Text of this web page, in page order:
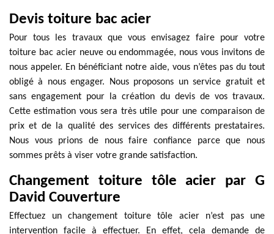
Devis toiture bac acier
Pour tous les travaux que vous envisagez faire pour votre
toiture bac acier neuve ou endommagée, nous vous invitons de
nous appeler. En bénéficiant notre aide, vous n’êtes pas du tout
obligé à nous engager. Nous proposons un service gratuit et
sans engagement pour la création du devis de vos travaux.
Cette estimation vous sera très utile pour une comparaison de
prix et de la qualité des services des différents prestataires.
Nous vous prions de nous faire confiance parce que nous
sommes prêts à viser votre grande satisfaction.
Changement toiture tôle acier par G
David Couverture
Effectuez un changement toiture tôle acier n’est pas une
intervention facile à effectuer. En effet, cela demande de